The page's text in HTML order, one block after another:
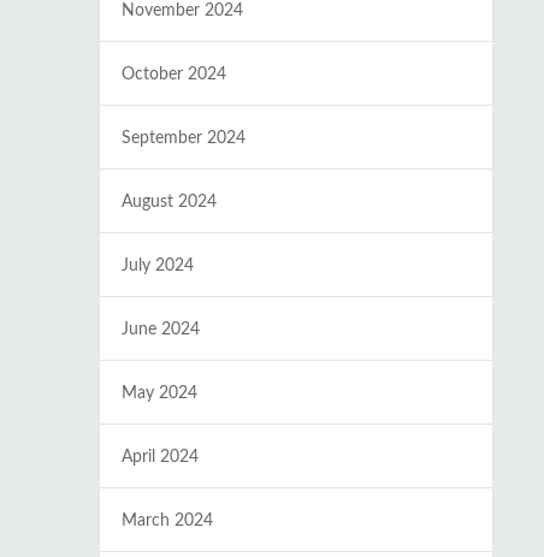
November 2024
October 2024
September 2024
August 2024
July 2024
June 2024
May 2024
April 2024
March 2024